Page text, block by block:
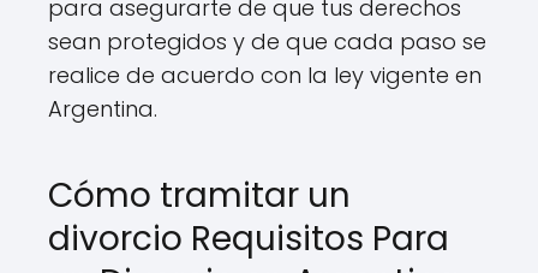
para asegurarte de que tus derechos
sean protegidos y de que cada paso se
realice de acuerdo con la ley vigente en
Argentina.
Cómo tramitar un
divorcio Requisitos Para